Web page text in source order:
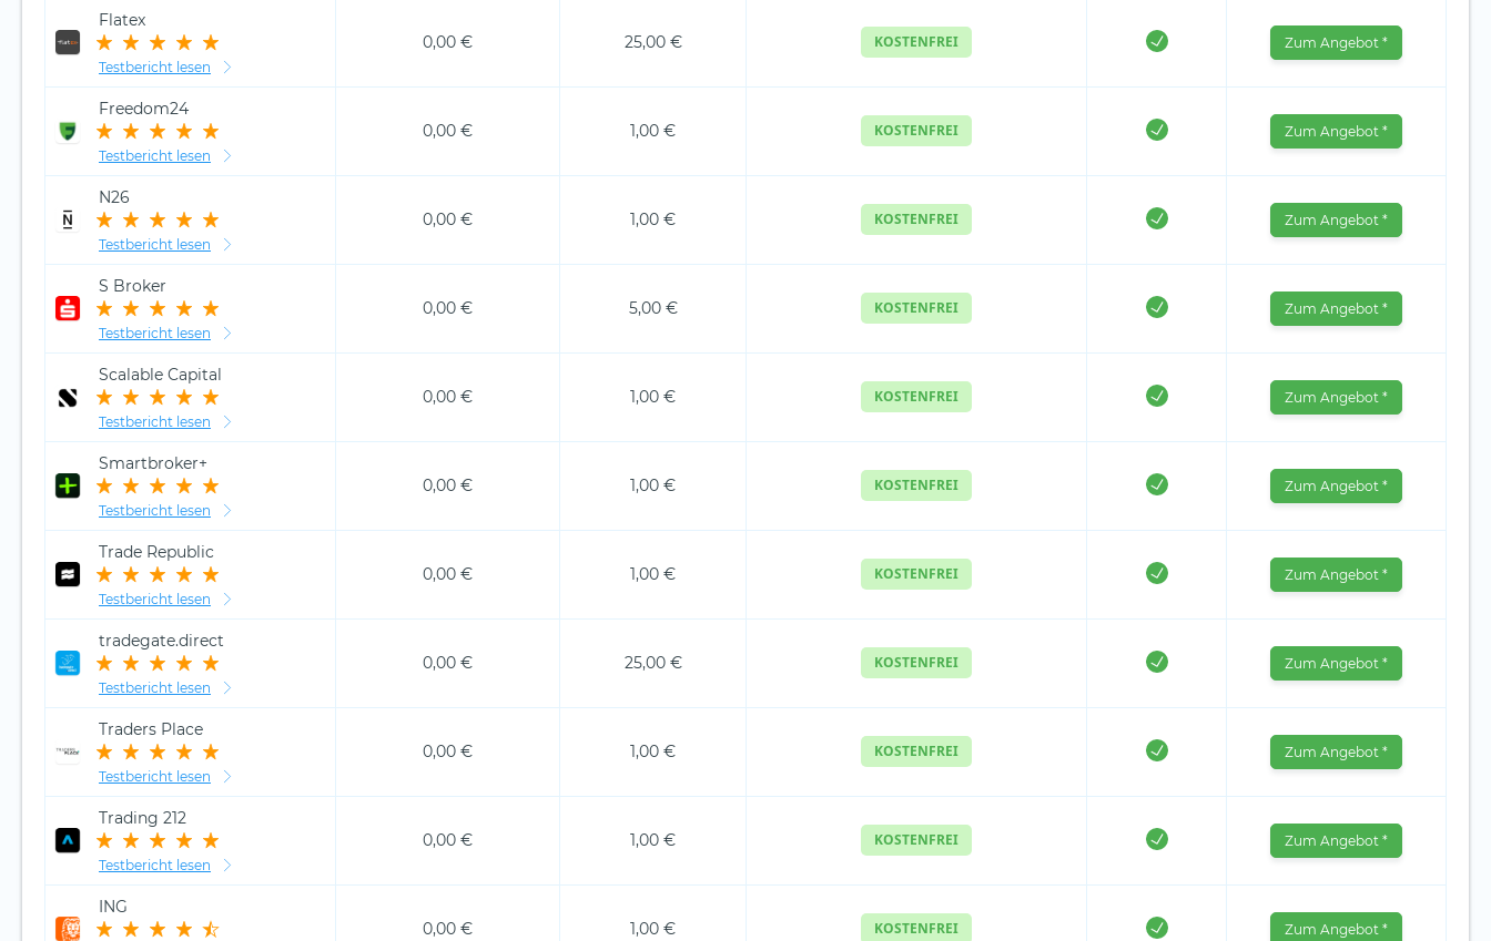
Flatex
Testbericht lesen
0,00 € 25,00 € KOSTENFREI Zum Angebot *
Freedom24
Testbericht lesen
0,00 € 1,00 € KOSTENFREI Zum Angebot *
N26
Testbericht lesen
0,00 € 1,00 € KOSTENFREI Zum Angebot *
S Broker
Testbericht lesen
0,00 € 5,00 € KOSTENFREI Zum Angebot *
Scalable Capital
Testbericht lesen
0,00 € 1,00 € KOSTENFREI Zum Angebot *
Smartbroker+
Testbericht lesen
0,00 € 1,00 € KOSTENFREI Zum Angebot *
Trade Republic
Testbericht lesen
0,00 € 1,00 € KOSTENFREI Zum Angebot *
tradegate.direct
Testbericht lesen
0,00 € 25,00 € KOSTENFREI Zum Angebot *
Traders Place
Testbericht lesen
0,00 € 1,00 € KOSTENFREI Zum Angebot *
Trading 212
Testbericht lesen
0,00 € 1,00 € KOSTENFREI Zum Angebot *
ING
0,00 € 1,00 € KOSTENFREI Zum Angebot *